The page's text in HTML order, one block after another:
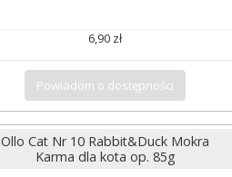
6,90 zł
Powiadom o dostępności
Ollo Cat Nr 10 Rabbit&Duck Mokra
Karma dla kota op. 85g